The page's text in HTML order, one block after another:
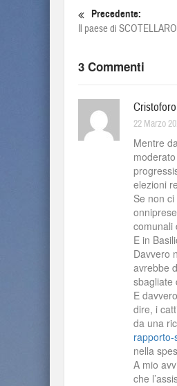
Precedente:
Il paese di SCOTELLARO
3 Commenti
22 Marzo
Mentre
elezioni
Se non
comunali
E in
Davvero
avrebbe
sbagliate
E
dire, i
da una
nella
A mio
che